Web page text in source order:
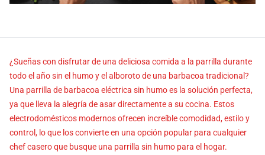
¿Sueñas con disfrutar de una deliciosa comida a la parrilla durante
todo el año sin el humo y el alboroto de una barbacoa tradicional?
Una parrilla de barbacoa eléctrica sin humo es la solución perfecta,
ya que lleva la alegría de asar directamente a su cocina. Estos
electrodomésticos modernos ofrecen increíble comodidad, estilo y
control, lo que los convierte en una opción popular para cualquier
chef casero que busque una parrilla sin humo para el hogar.